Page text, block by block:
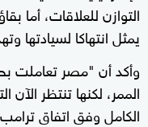
التوازن للعلاقات، أما
يمثل انتهاكا لسيادتها
وأكد أن "مصر تعاملت
الممر، لكنها تنتظر
الكامل وفق اتفاق